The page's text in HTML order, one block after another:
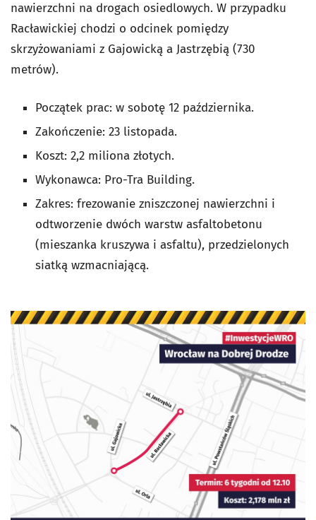
nawierzchni na drogach osiedlowych. W przypadku
Racławickiej chodzi o odcinek pomiędzy
skrzyżowaniami z Gajowicką a Jastrzębią (730
metrów).
Początek prac: w sobotę 12 października.
Zakończenie: 23 listopada.
Koszt: 2,2 miliona złotych.
Wykonawca: Pro-Tra Building.
Zakres: frezowanie zniszczonej nawierzchni i
odtworzenie dwóch warstw asfaltobetonu
(mieszanka kruszywa i asfaltu), przedzielonych
siatką wzmacniającą.